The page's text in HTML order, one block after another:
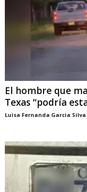
El hombre que
Texas “podría
Luisa Fernanda Garcia Silva